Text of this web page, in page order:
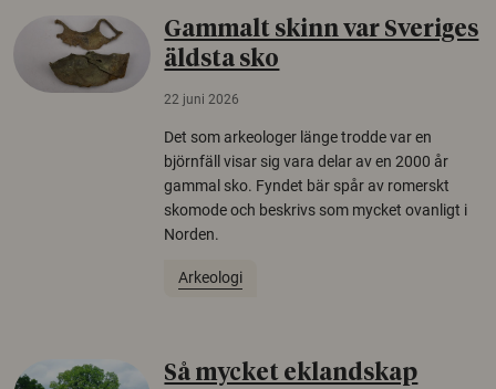
Gammalt skinn var Sveriges
äldsta sko
22 juni 2026
Det som arkeologer länge trodde var en
björnfäll visar sig vara delar av en 2000 år
gammal sko. Fyndet bär spår av romerskt
skomode och beskrivs som mycket ovanligt i
Norden.
Arkeologi
Så mycket eklandskap